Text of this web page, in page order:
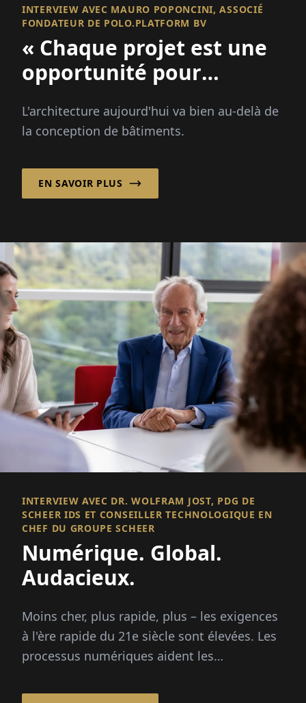
INTERVIEW AVEC MAURO POPONCINI, ASSOCIÉ
FONDATEUR DE POLO.PLATFORM BV
« Chaque projet est une
opportunité pour
renforcer une
communauté ! »
L'architecture aujourd'hui va bien au-delà de
la conception de bâtiments.
EN SAVOIR PLUS
INTERVIEW AVEC DR. WOLFRAM JOST, PDG DE
SCHEER IDS ET CONSEILLER TECHNOLOGIQUE EN
CHEF DU GROUPE SCHEER
Numérique. Global.
Audacieux.
Moins cher, plus rapide, plus – les exigences
à l'ère rapide du 21e siècle sont élevées. Les
processus numériques aident les